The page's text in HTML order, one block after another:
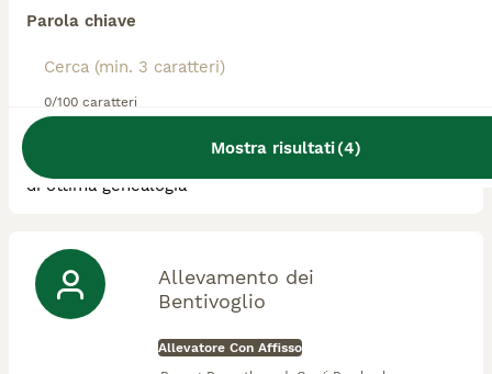
Parola chiave
0/100 caratteri
Mostra risultati(4)
Razza: Bassethound
Vistarino
Alleviamo cani esclusivamente di razza Bassethound ,
di ottima genealogia
Allevamento dei
Bentivoglio
Allevatore Con Affisso